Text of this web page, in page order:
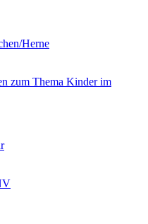
Herne
zum Thema Kinder im